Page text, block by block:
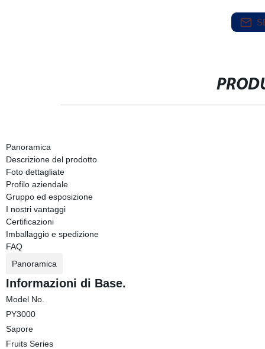
Panoramica
Descrizione del prodotto
Foto dettagliate
Profilo aziendale
Gruppo ed esposizione
I nostri vantaggi
Certificazioni
Imballaggio e spedizione
FAQ
Panoramica
Informazioni di Base.
Model No.
PY3000
Sapore
Fruits Series